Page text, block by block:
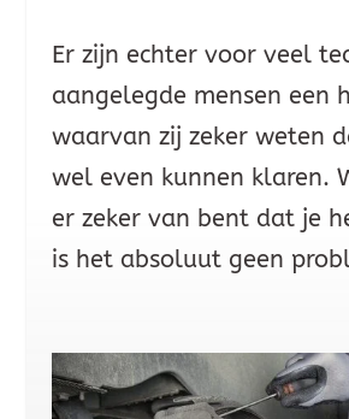
Er zijn echter voor veel
aangelegde mensen een
waarvan zij zeker weten
wel even kunnen klaren.
er zeker van bent dat je
is het absoluut geen